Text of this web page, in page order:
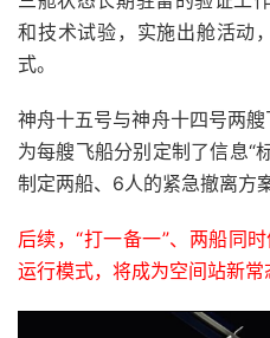
和技术试验，实施出舱活动
式。
神舟十五号与神舟十四号两
为每艘飞船分别定制了信息“
制定两船、6人的紧急撤离方
后续，“打一备一”、两船同
运行模式，将成为空间站新常